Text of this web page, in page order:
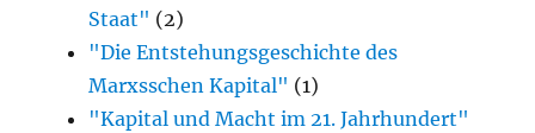
Staat" (2)
"Die Entstehungsgeschichte des
Marxsschen Kapital" (1)
"Kapital und Macht im 21. Jahrhundert"